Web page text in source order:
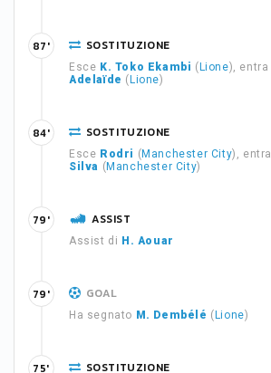
SOSTITUZIONE
Esce K. Toko Ekambi ( Lione), entra
Adelaïde ( Lione)
87'
SOSTITUZIONE
Esce Rodri ( Manchester City), entra
Silva ( Manchester City)
84'
ASSIST
Assist di H. Aouar
79'
GOAL
Ha segnato M. Dembélé ( Lione)
79'
SOSTITUZIONE
75'